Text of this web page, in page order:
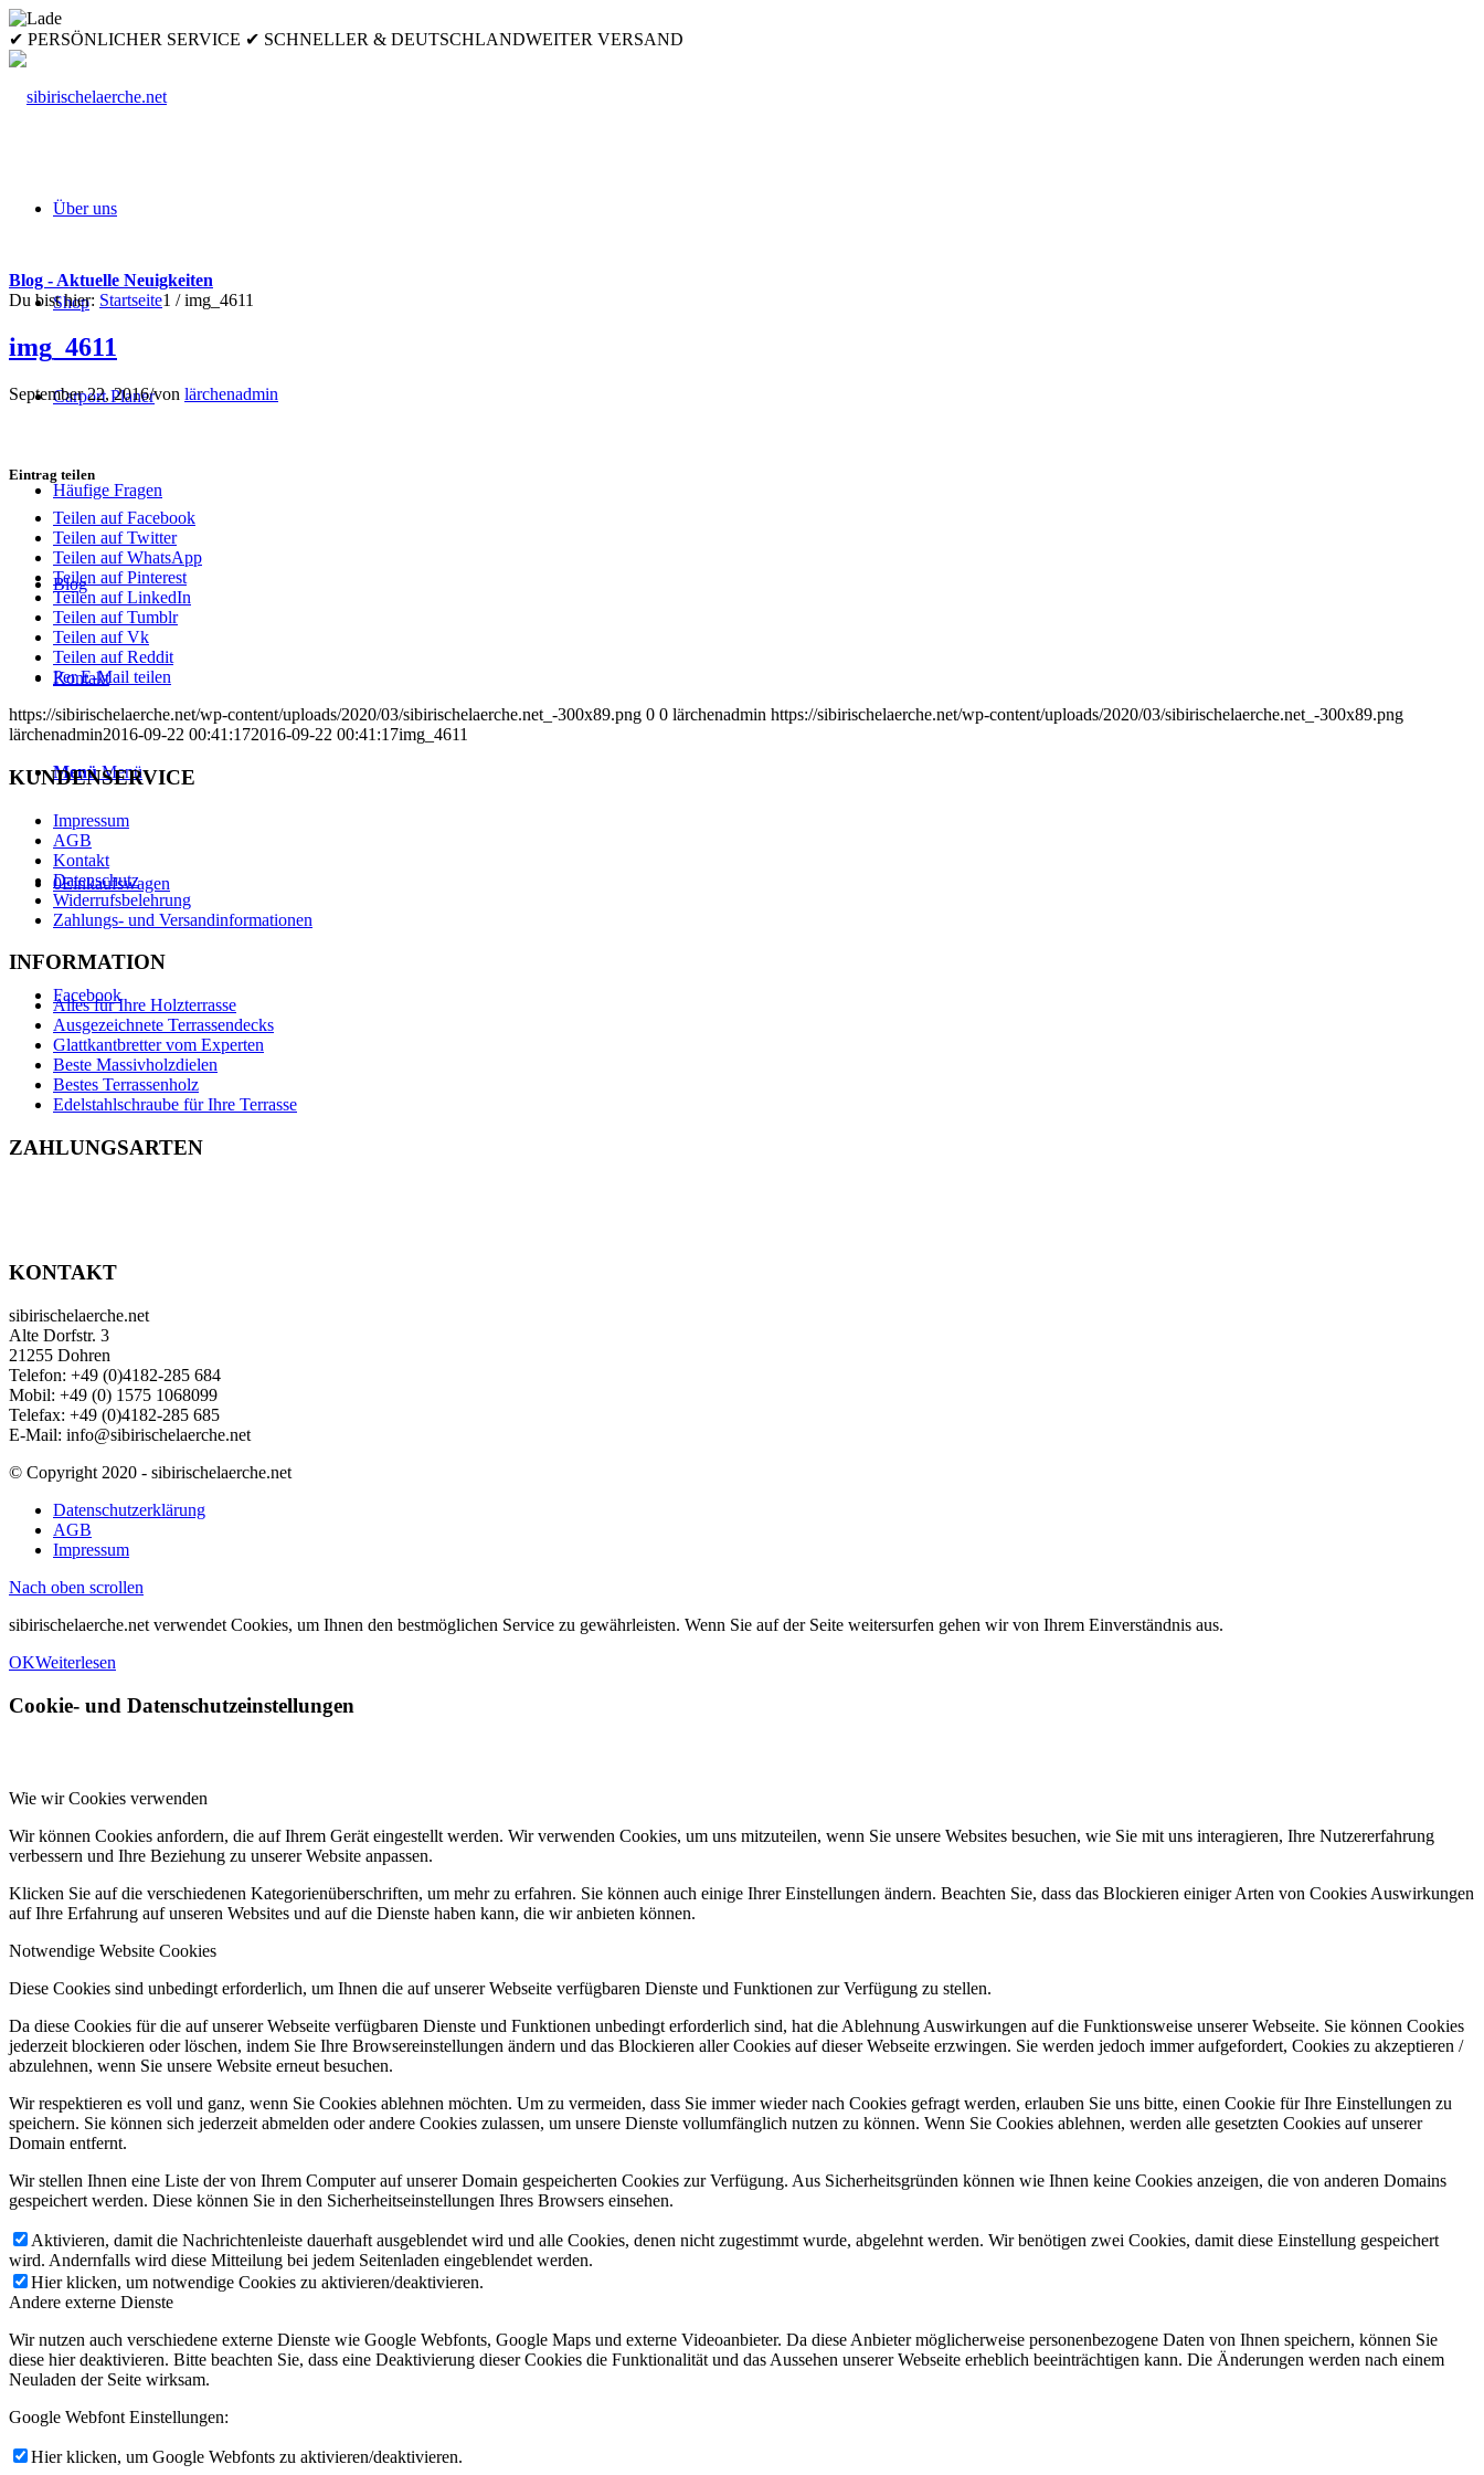
✔ PERSÖNLICHER SERVICE ✔ SCHNELLER & DEUTSCHLANDWEITER VERSAND
Über uns
Shop
Carport Planer
Häufige Fragen
Blog
Kontakt
Menü Menü
0Einkaufswagen
Facebook
Blog - Aktuelle Neuigkeiten
Du bist hier: Startseite1 / img_4611
img_4611
September 22, 2016/von lärchenadmin
Eintrag teilen
Teilen auf Facebook
Teilen auf Twitter
Teilen auf WhatsApp
Teilen auf Pinterest
Teilen auf LinkedIn
Teilen auf Tumblr
Teilen auf Vk
Teilen auf Reddit
Per E-Mail teilen
https://sibirischelaerche.net/wp-content/uploads/2020/03/sibirischelaerche.net_-300x89.png 0 0 lärchenadmin https://sibirischelaerche.net/wp-content/uploads/2020/03/sibirischelaerche.net_-300x89.png
lärchenadmin2016-09-22 00:41:172016-09-22 00:41:17img_4611
KUNDENSERVICE
Impressum
AGB
Kontakt
Datenschutz
Widerrufsbelehrung
Zahlungs- und Versandinformationen
INFORMATION
Alles für Ihre Holzterrasse
Ausgezeichnete Terrassendecks
Glattkantbretter vom Experten
Beste Massivholzdielen
Bestes Terrassenholz
Edelstahlschraube für Ihre Terrasse
ZAHLUNGSARTEN
KONTAKT
sibirischelaerche.net
Alte Dorfstr. 3
21255 Dohren
Telefon: +49 (0)4182-285 684
Mobil: +49 (0) 1575 1068099
Telefax: +49 (0)4182-285 685
E-Mail: info@sibirischelaerche.net
© Copyright 2020 - sibirischelaerche.net
Datenschutzerklärung
AGB
Impressum
Nach oben scrollen
sibirischelaerche.net verwendet Cookies, um Ihnen den bestmöglichen Service zu gewährleisten. Wenn Sie auf der Seite weitersurfen gehen wir von Ihrem Einverständnis aus.
OKWeiterlesen
Cookie- und Datenschutzeinstellungen
Wie wir Cookies verwenden
Wir können Cookies anfordern, die auf Ihrem Gerät eingestellt werden. Wir verwenden Cookies, um uns mitzuteilen, wenn Sie unsere Websites besuchen, wie Sie mit uns interagieren, Ihre Nutzererfahrung
verbessern und Ihre Beziehung zu unserer Website anpassen.
Klicken Sie auf die verschiedenen Kategorienüberschriften, um mehr zu erfahren. Sie können auch einige Ihrer Einstellungen ändern. Beachten Sie, dass das Blockieren einiger Arten von Cookies Auswirkungen
auf Ihre Erfahrung auf unseren Websites und auf die Dienste haben kann, die wir anbieten können.
Notwendige Website Cookies
Diese Cookies sind unbedingt erforderlich, um Ihnen die auf unserer Webseite verfügbaren Dienste und Funktionen zur Verfügung zu stellen.
Da diese Cookies für die auf unserer Webseite verfügbaren Dienste und Funktionen unbedingt erforderlich sind, hat die Ablehnung Auswirkungen auf die Funktionsweise unserer Webseite. Sie können Cookies
jederzeit blockieren oder löschen, indem Sie Ihre Browsereinstellungen ändern und das Blockieren aller Cookies auf dieser Webseite erzwingen. Sie werden jedoch immer aufgefordert, Cookies zu akzeptieren /
abzulehnen, wenn Sie unsere Website erneut besuchen.
Wir respektieren es voll und ganz, wenn Sie Cookies ablehnen möchten. Um zu vermeiden, dass Sie immer wieder nach Cookies gefragt werden, erlauben Sie uns bitte, einen Cookie für Ihre Einstellungen zu
speichern. Sie können sich jederzeit abmelden oder andere Cookies zulassen, um unsere Dienste vollumfänglich nutzen zu können. Wenn Sie Cookies ablehnen, werden alle gesetzten Cookies auf unserer
Domain entfernt.
Wir stellen Ihnen eine Liste der von Ihrem Computer auf unserer Domain gespeicherten Cookies zur Verfügung. Aus Sicherheitsgründen können wie Ihnen keine Cookies anzeigen, die von anderen Domains
gespeichert werden. Diese können Sie in den Sicherheitseinstellungen Ihres Browsers einsehen.
Aktivieren, damit die Nachrichtenleiste dauerhaft ausgeblendet wird und alle Cookies, denen nicht zugestimmt wurde, abgelehnt werden. Wir benötigen zwei Cookies, damit diese Einstellung gespeichert
wird. Andernfalls wird diese Mitteilung bei jedem Seitenladen eingeblendet werden.
Hier klicken, um notwendige Cookies zu aktivieren/deaktivieren.
Andere externe Dienste
Wir nutzen auch verschiedene externe Dienste wie Google Webfonts, Google Maps und externe Videoanbieter. Da diese Anbieter möglicherweise personenbezogene Daten von Ihnen speichern, können Sie
diese hier deaktivieren. Bitte beachten Sie, dass eine Deaktivierung dieser Cookies die Funktionalität und das Aussehen unserer Webseite erheblich beeinträchtigen kann. Die Änderungen werden nach einem
Neuladen der Seite wirksam.
Google Webfont Einstellungen:
Hier klicken, um Google Webfonts zu aktivieren/deaktivieren.